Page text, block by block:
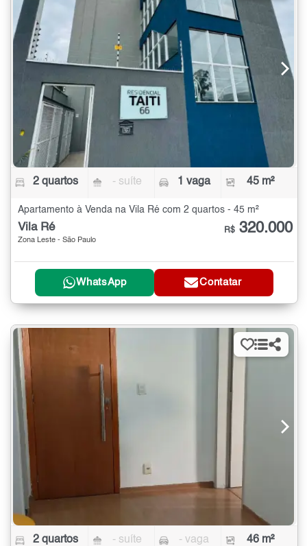
2 quartos - suíte 1 vaga 45 m²
Apartamento à Venda na Vila Ré com 2 quartos - 45 m²
Vila Ré
Zona Leste - São Paulo
R$ 320.000
WhatsApp Contatar
2 quartos - suíte - vaga 46 m²